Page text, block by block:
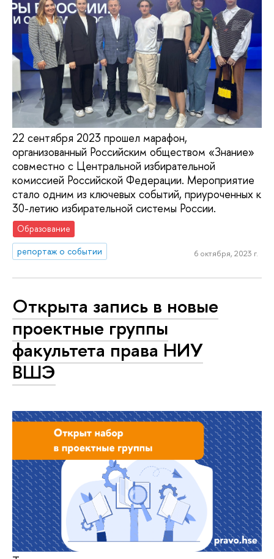
22 сентября 2023 прошел марафон,
организованный Российским обществом «Знание»
совместно с Центральной избирательной
комиссией Российской Федерации. Мероприятие
стало одним из ключевых событий, приуроченных к
30-летию избирательной системы России.
Образование
репортаж о событии
6 октября, 2023 г.
Открыта запись в новые
проектные группы
факультета права НИУ
ВШЭ